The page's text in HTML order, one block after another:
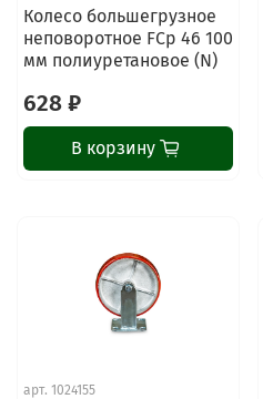
Колесо большегрузное
неповоротное FCp 46 100
мм полиуретановое (N)
628 ₽
В корзину
арт. 1024155